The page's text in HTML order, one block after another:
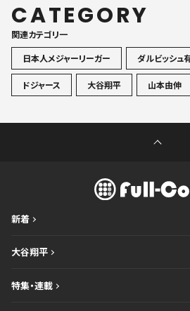
CATEGORY
関連カテゴリ一
日本人メジャーリーガー
ダルビッシュ
ドジャース 大谷翔平 山本由伸
新着
大谷翔平
特集・連載